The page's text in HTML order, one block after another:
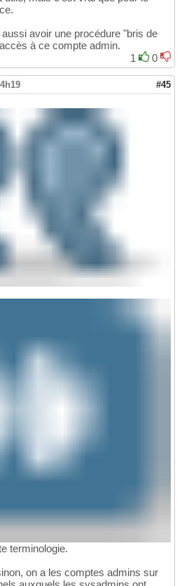
avoir une procédure "bris de
à ce compte admin.
1
0
#45
terminologie.
on a les comptes admins sur